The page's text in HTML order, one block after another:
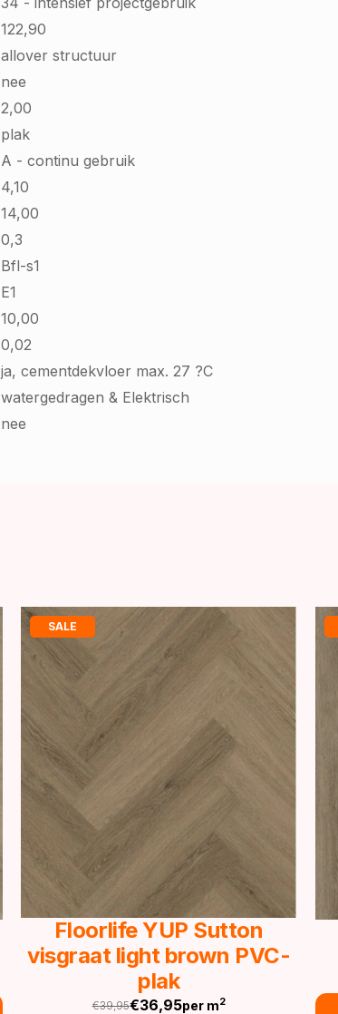
122,90
allover structuur
nee
2,00
plak
A - continu gebruik
4,10
14,00
0,3
Bfl-s1
E1
10,00
0,02
ja, cementdekvloer max. 27 ?C
watergedragen & Elektrisch
nee
SALE
Floorlife YUP Sutton
visgraat light brown PVC-
plak
€39,95€36,95per m2